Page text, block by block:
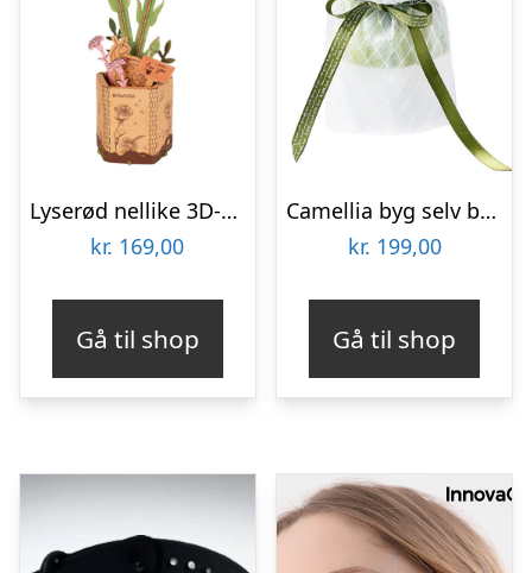
Lyserød nellike 3D-puslespil fra Rowoodâ¢ (TW051)
kr. 169,00
Gå til shop
Camellia byg selv blomst Rokrâ¢ (AF011)
kr. 199,00
Gå til shop